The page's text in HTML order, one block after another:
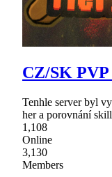
CZ/SK
Tenhle server byl
her a porovnání
1,108
Online
3,130
Members